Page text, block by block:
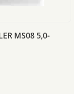
MS08 5,0-